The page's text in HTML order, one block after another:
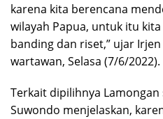
karena kita berencana
wilayah Papua, untuk itu
banding dan riset,” ujar
wartawan, Selasa (7/6/2022).
Terkait dipilihnya
Suwondo menjelaskan,